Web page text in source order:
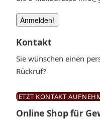
Kontakt
Sie wünschen einen
Rückruf?
JETZT KONTAKT
Online Shop für